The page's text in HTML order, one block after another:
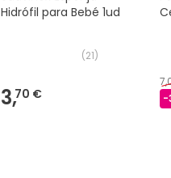
Hidrófil para Bebé 1ud
(21)
3,70 €
-